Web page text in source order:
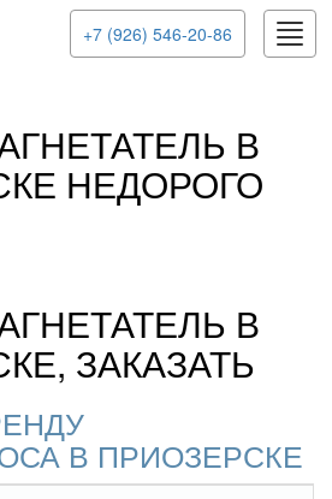
+7 (926) 546-20-86
В
НЕДОРОГО
В
ЗАКАЗАТЬ
В ПРИОЗЕРСКЕ